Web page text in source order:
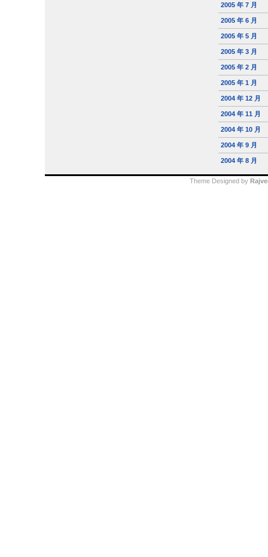
2005 年 7 月
2005 年 6 月
2005 年 5 月
2005 年 3 月
2005 年 2 月
2005 年 1 月
2004 年 12 月
2004 年 11 月
2004 年 10 月
2004 年 9 月
2004 年 8 月
Theme Designed by